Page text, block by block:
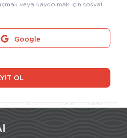
veya kaydolmak için sosyal
Google
OL